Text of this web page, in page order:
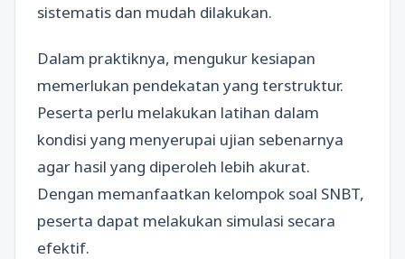
sistematis dan mudah dilakukan.
Dalam praktiknya, mengukur kesiapan
memerlukan pendekatan yang terstruktur.
Peserta perlu melakukan latihan dalam
kondisi yang menyerupai ujian sebenarnya
agar hasil yang diperoleh lebih akurat.
Dengan memanfaatkan kelompok soal SNBT,
peserta dapat melakukan simulasi secara
efektif.